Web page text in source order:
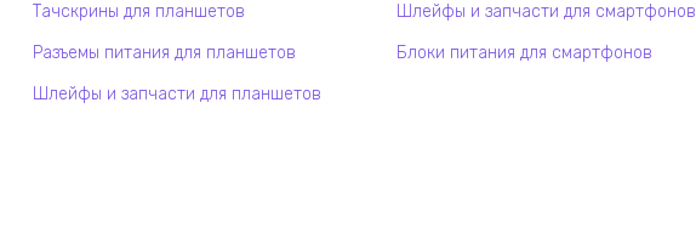
Тачскрины для планшетов
Разъемы питания для планшетов
Шлейфы и запчасти для планшетов
Шлейфы и запчасти для смартфонов
Блоки питания для смартфонов